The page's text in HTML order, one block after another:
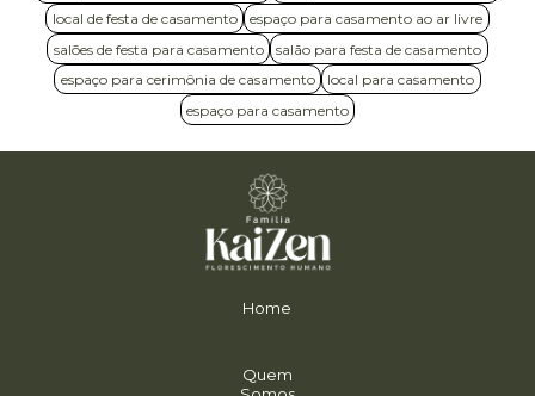
local de festa de casamento
espaço para casamento ao ar livre
salões de festa para casamento
salão para festa de casamento
espaço para cerimônia de casamento
local para casamento
espaço para casamento
Home
Quem